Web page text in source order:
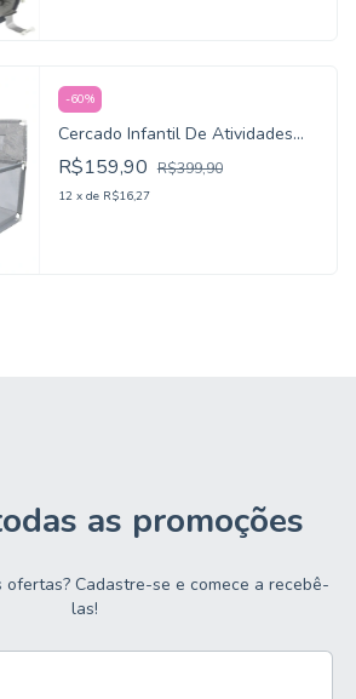
-60%
Cercado Infantil De Atividades
Cesta Gol Mini Sport Kababy
R$159,90 R$399,90
12 x de R$16,27
as promoções
ofertas? Cadastre-se e comece a recebê-
las!